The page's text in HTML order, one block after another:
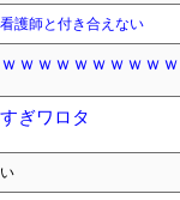
護師と付き合えない
ｗｗｗｗｗｗｗｗ
ぎワロタ